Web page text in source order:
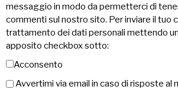
messaggio in modo da permetterci di
commenti sul nostro sito. Per inviare il tuo
trattamento dei dati personali mettendo
apposito checkbox sotto:
Acconsento
Avvertimi via email in caso di risposte al